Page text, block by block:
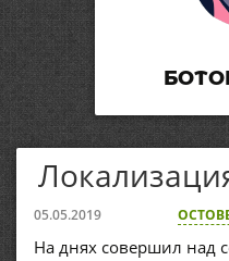
05.05.2019
На днях совершил над